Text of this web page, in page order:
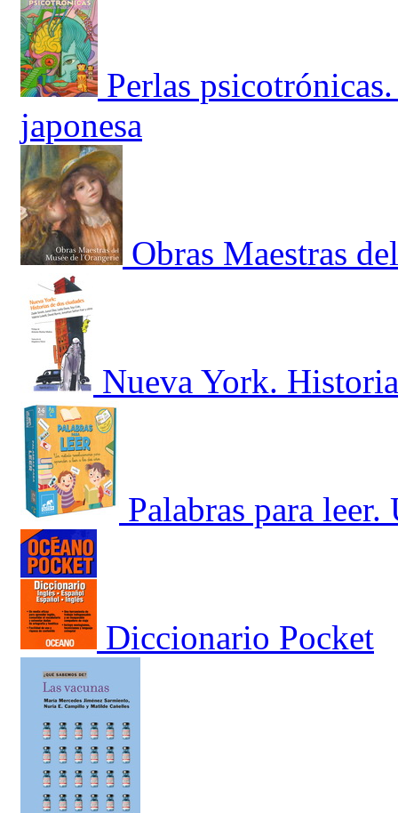
Perlas
japonesa
Obras Maestras
Nueva York.
Palabras para
Diccionario Pocket